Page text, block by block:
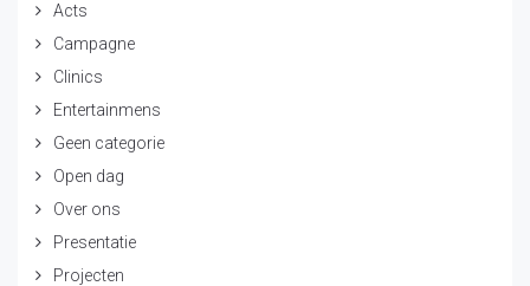
Acts
Campagne
Clinics
Entertainmens
Geen categorie
Open dag
Over ons
Presentatie
Projecten